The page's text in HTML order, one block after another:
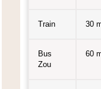
Train 30
Bus
Zou
60